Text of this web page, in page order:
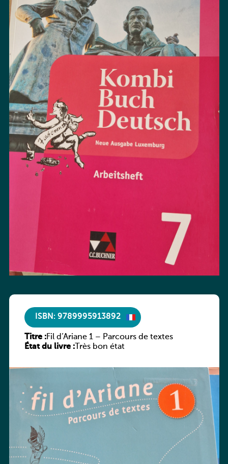
ISBN: 9789995913892
Titre :Fil d’Ariane 1 – Parcours de textes
État du livre :Très bon état